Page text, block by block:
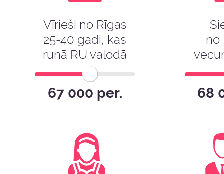
Vīrieši no Rīgas
25-40 gadi, kas
runā RU valodā
67 000 per.
no
68